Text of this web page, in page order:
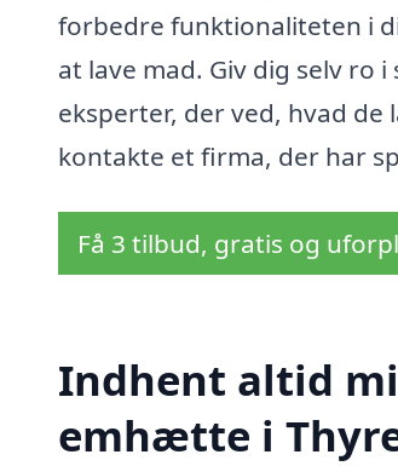
forbedre funktionaliteten i
at lave mad. Giv dig selv
eksperter, der ved, hvad de
kontakte et firma, der har
Få 3 tilbud, gratis og
Indhent altid
emhætte i